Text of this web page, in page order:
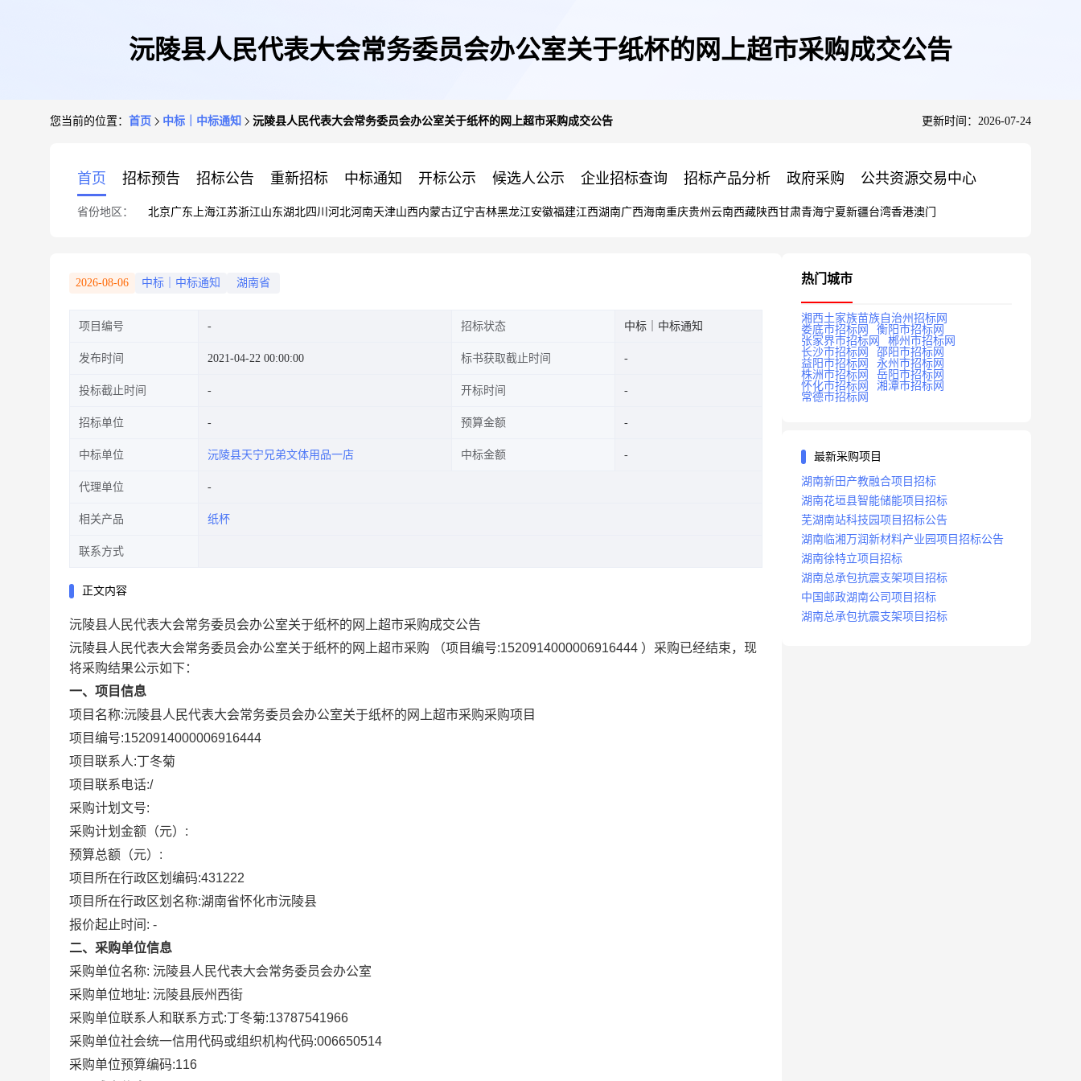
沅陵县人民代表大会常务委员会办公室关于纸杯的网上超市采购成交公告
您当前的位置： 首页 中标｜中标通知 沅陵县人民代表大会常务委员会办公室关于纸杯的网上超市采购成交公告 更新时间：2026-07-24
首页 招标预告 招标公告 重新招标 中标通知 开标公示 候选人公示 企业招标查询 招标产品分析 政府采购 公共资源交易中心
省份地区： 北京广东 上海江苏浙江山东湖北四川 河北河南天津山西内蒙古辽宁吉林黑龙江安徽福建江西湖南广西海南重庆贵州 云南西藏陕西甘肃青海宁夏新疆台湾香港澳门
2026-08-06 中标｜中标通知 湖南省
项目编号 招标状态 中标｜中标通知
发布时间 2021-04-22 00:00:00 标书获取截止时间
投标截止时间 开标时间
招标单位 预算金额
中标单位 沅陵县天宁兄弟文体用品一店 中标金额
代理单位
相关产品 纸杯
联系方式
正文内容
沅陵县人民代表大会常务委员会办公室关于纸杯的网上超市采购成交公告
沅陵县人民代表大会常务委员会办公室关于纸杯的网上超市采购 （项目编号:1520914000006916444 ）采购已经结束，现
将采购结果公示如下：
一、项目信息
项目名称:沅陵县人民代表大会常务委员会办公室关于纸杯的网上超市采购采购项目
项目编号:1520914000006916444
项目联系人:丁冬菊
项目联系电话:/
采购计划文号:
采购计划金额（元）:
预算总额（元）:
项目所在行政区划编码:431222
项目所在行政区划名称:湖南省怀化市沅陵县
报价起止时间: -
二、采购单位信息
采购单位名称: 沅陵县人民代表大会常务委员会办公室
采购单位地址: 沅陵县辰州西街
采购单位联系人和联系方式:丁冬菊:13787541966
采购单位社会统一信用代码或组织机构代码:006650514
采购单位预算编码:116
热门城市
湘西土家族苗族自治州招标网
娄底市招标网
衡阳市招标网
张家界市招标网
郴州市招标网
长沙市招标网
邵阳市招标网
益阳市招标网
永州市招标网
株洲市招标网
岳阳市招标网
怀化市招标网
湘潭市招标网
常德市招标网
最新采购项目
湖南新田产教融合项目招标
湖南花垣县智能储能项目招标
芜湖南站科技园项目招标公告
湖南临湘万润新材料产业园项目招标公告
湖南徐特立项目招标
湖南总承包抗震支架项目招标
中国邮政湖南公司项目招标
湖南总承包抗震支架项目招标